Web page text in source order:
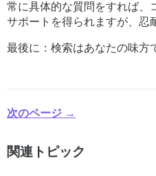
常に具体的な質問をすれば、
サポートを得られますが、忍
最後に：検索はあなたの味方
次のページ →
関連トピック